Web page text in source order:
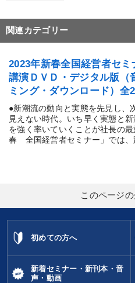
関連カテゴリー
2023年新春全国経営者セミ
講演ＤＶＤ・デジタル版（
ミング・ダウンロード）全
●新潮流の動向と実態を先見し、
見えない時代。いち早く実態と
を強く率いていくことが社長の
春 全国経営者セミナー」では、
このページ
初めての方へ
新着セミナー・新刊本・音
声・動画